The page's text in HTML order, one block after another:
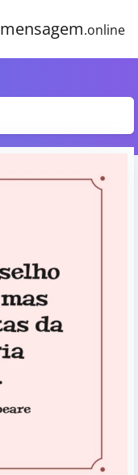
mensagem.online